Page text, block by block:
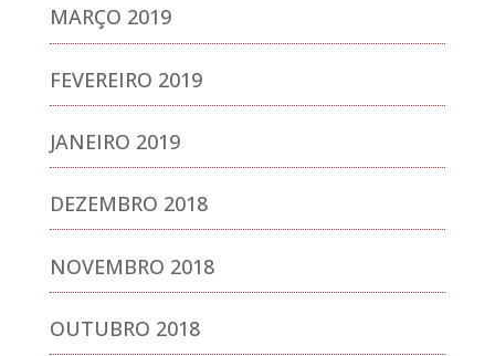
MARÇO 2019
FEVEREIRO 2019
JANEIRO 2019
DEZEMBRO 2018
NOVEMBRO 2018
OUTUBRO 2018